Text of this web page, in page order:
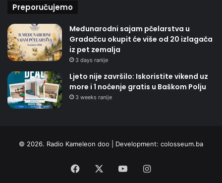
Preporučujemo
Međunarodni sajam pčelarstva u
Gradačcu okupit će više od 20 izlagača
iz pet zemalja
3 days ranije
Ljeto nije završilo: Iskoristite vikend uz
more i 1 noćenje gratis u Baškom Polju
3 weeks ranije
© 2026. Radio Kameleon doo | Development: colosseum.ba
Facebook YouTubeInstagram